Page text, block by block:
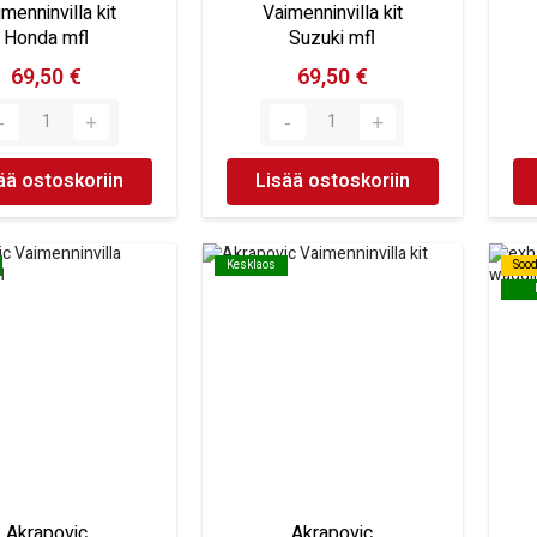
kit
Honda mfl
69,50 €
ostoskoriin
Vaimenninvilla kit
Suzuki mfl
69,50 €
Lisää ostoskoriin
Kesklaos
Kesklaos